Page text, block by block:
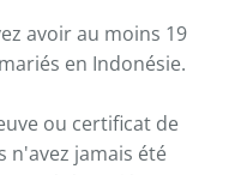
avoir au moins 19
en Indonésie.
ou certificat de
n'avez jamais été